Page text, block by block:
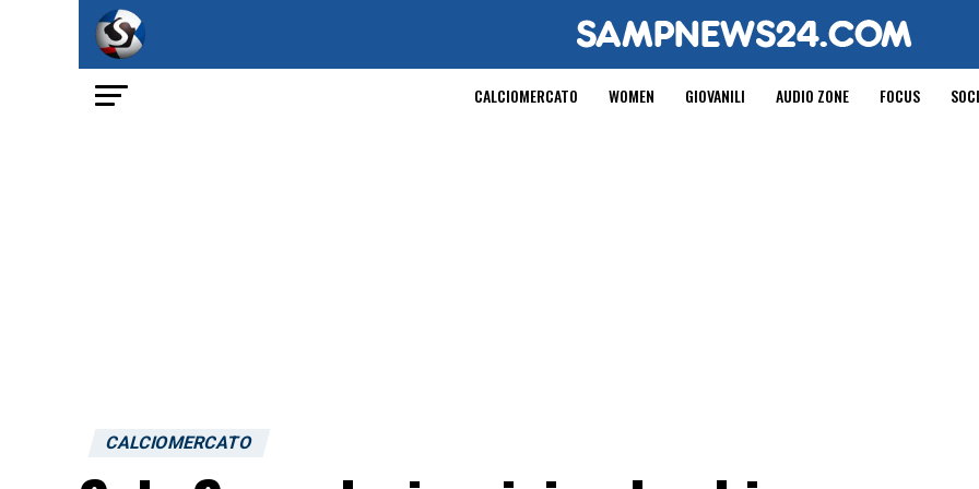
CALCIOMERCATO WOMEN GIOVANILI AUDIO ZONE FOCUS
CALCIOMERCATO